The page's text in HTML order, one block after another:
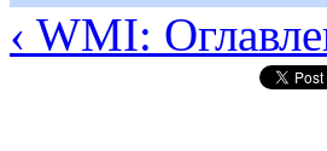
‹ WMI: